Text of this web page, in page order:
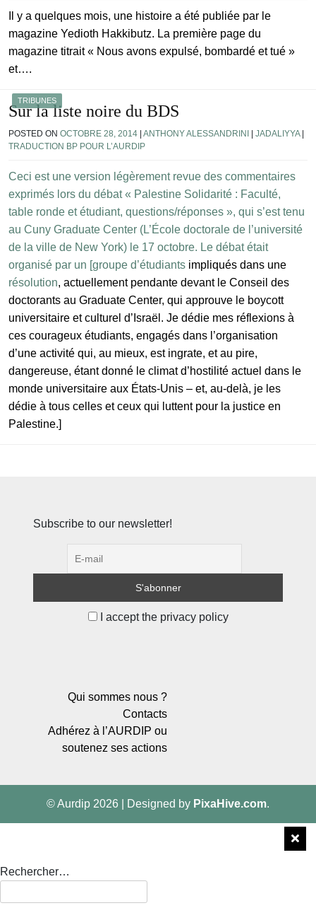
Il y a quelques mois, une histoire a été publiée par le
magazine Yedioth Hakkibutz. La première page du
magazine titrait « Nous avons expulsé, bombardé et tué »
et….
TRIBUNES
Sur la liste noire du BDS
POSTED ON OCTOBRE 28, 2014 ANTHONY ALESSANDRINI JADALIYYA|
TRADUCTION BP POUR L’AURDIP
Ceci est une version légèrement revue des commentaires
exprimés lors du débat « Palestine Solidarité : Faculté,
table ronde et étudiant, questions/réponses », qui s’est tenu
au Cuny Graduate Center (L’École doctorale de l’université
de la ville de New York) le 17 octobre. Le débat était
organisé par un [groupe d’étudiants impliqués dans une
résolution, actuellement pendante devant le Conseil des
doctorants au Graduate Center, qui approuve le boycott
universitaire et culturel d’Israël. Je dédie mes réflexions à
ces courageux étudiants, engagés dans l’organisation
d’une activité qui, au mieux, est ingrate, et au pire,
dangereuse, étant donné le climat d’hostilité actuel dans le
monde universitaire aux États-Unis – et, au-delà, je les
dédie à tous celles et ceux qui luttent pour la justice en
Palestine.]
Subscribe to our newsletter!
I accept the privacy policy
Qui sommes nous ?
Contacts
Adhérez à l’AURDIP ou
soutenez ses actions
© Aurdip 2026 Designed by PixaHive.com.
Rechercher…